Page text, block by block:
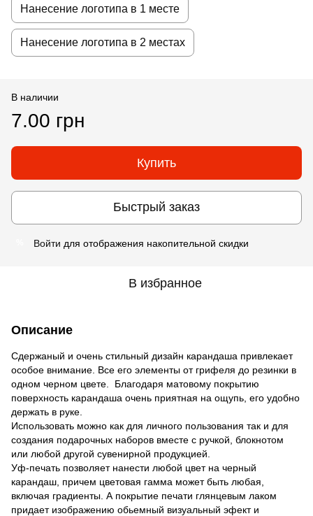
Нанесение логотипа в 1 месте
Нанесение логотипа в 2 местах
В наличии
7.00 грн
Купить
Быстрый заказ
Войти для отображения накопительной скидки
В избранное
Описание
Сдержаный и очень стильный дизайн карандаша привлекает
особое внимание. Все его элементы от грифеля до резинки в
одном черном цвете. Благодаря матовому покрытию
поверхность карандаша очень приятная на ощупь, его удобно
держать в руке.
Использовать можно как для личного пользования так и для
создания подарочных наборов вместе с ручкой, блокнотом
или любой другой сувенирной продукцией.
Уф-печать позволяет нанести любой цвет на черный
карандаш, причем цветовая гамма может быть любая,
включая градиенты. А покрытие печати глянцевым лаком
придает изображению обьемный визуальный эфект и